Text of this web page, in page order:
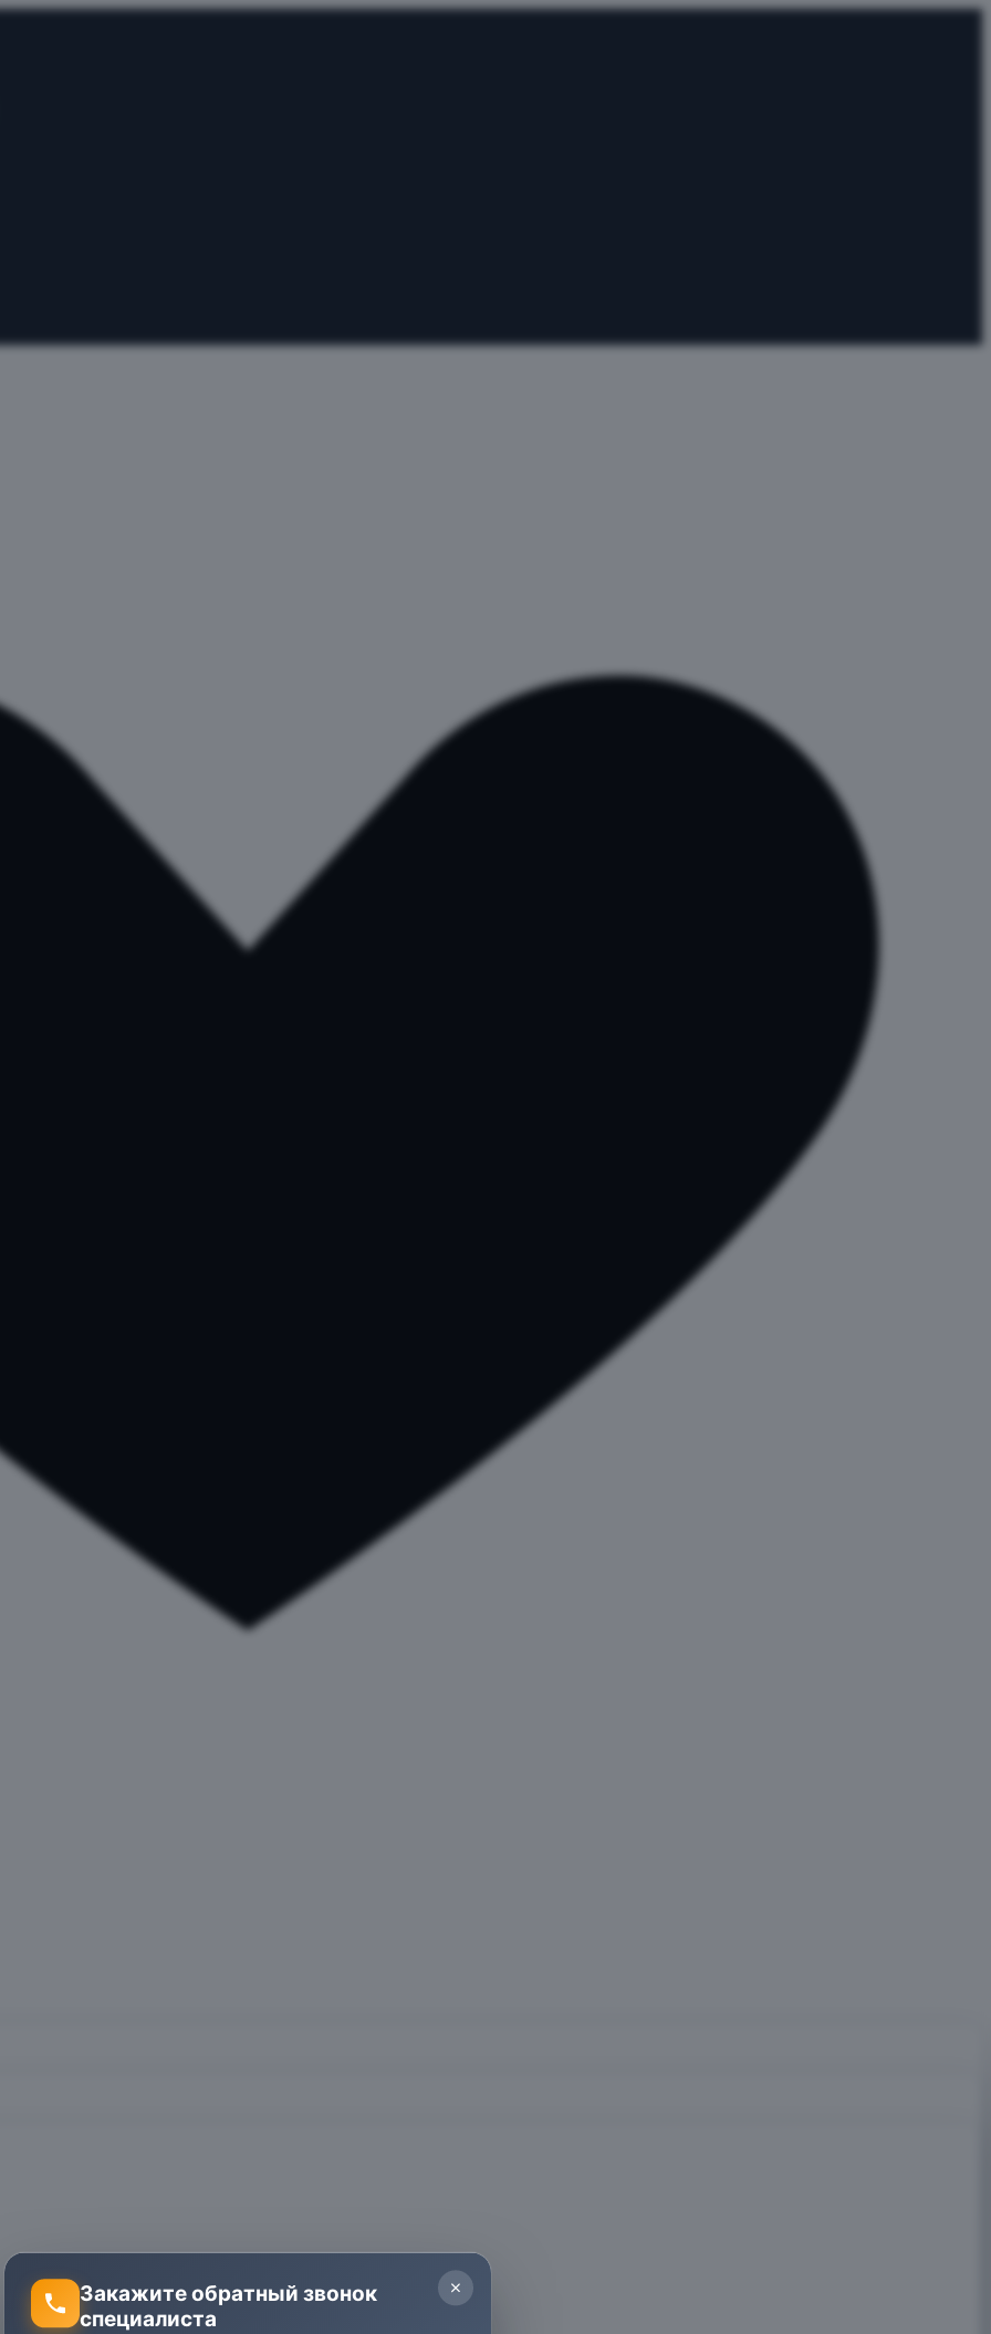
Закажите обратный звонок
специалиста